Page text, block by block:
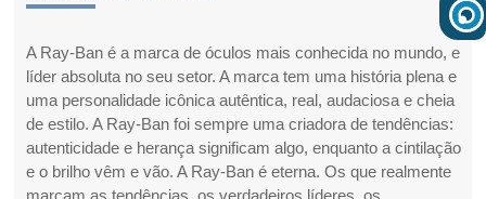
A Ray-Ban é a marca de óculos mais conhecida no mundo, e
líder absoluta no seu setor. A marca tem uma história plena e
uma personalidade icônica autêntica, real, audaciosa e cheia
de estilo. A Ray-Ban foi sempre uma criadora de tendências:
autenticidade e herança significam algo, enquanto a cintilação
e o brilho vêm e vão. A Ray-Ban é eterna. Os que realmente
marcam as tendências, os verdadeiros líderes, os